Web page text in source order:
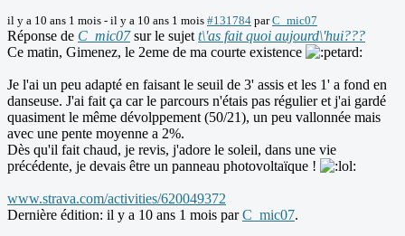
il y a 10 ans 1 mois - il y a 10 ans 1 mois #131784 parC_mic07
Réponse de C_mic07sur le sujet t\'as fait quoi aujourd\'hui???
Ce matin, Gimenez, le 2eme de ma courte existence
Je l'ai un peu adapté en faisant le seuil de 3' assis et les 1' a fond en
danseuse. J'ai fait ça car le parcours n'étais pas régulier et j'ai gardé
quasiment le même dévolppement (50/21), un peu vallonnée mais
avec une pente moyenne a 2%.
Dès qu'il fait chaud, je revis, j'adore le soleil, dans une vie
précédente, je devais être un panneau photovoltaïque !
www.strava.com/activities/620049372
Dernière édition: il y a 10 ans 1 mois parC_mic07.